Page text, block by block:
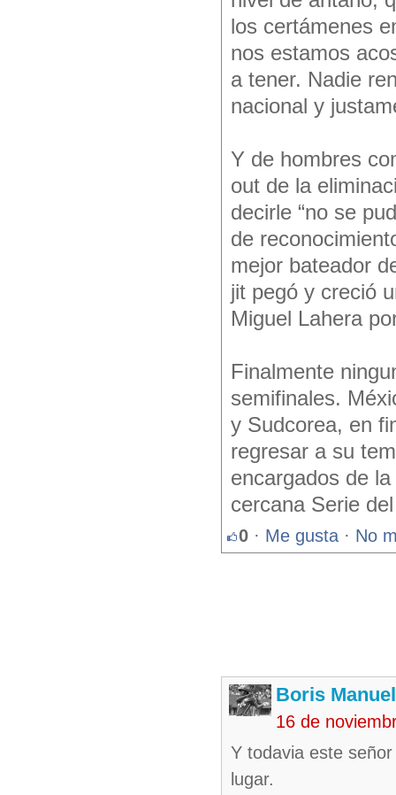
los certámenes
nos estamos
a tener. Nadie
nacional y
Y de hombres
out de la
decirle “no se
de
mejor bateador
jit pegó y creció
Miguel Lahera
Finalmente
semifinales.
y Sudcorea, en
regresar a su
encargados de
cercana Serie
0 · Me gusta · No
Boris
16 de
Y todavia este
lugar.